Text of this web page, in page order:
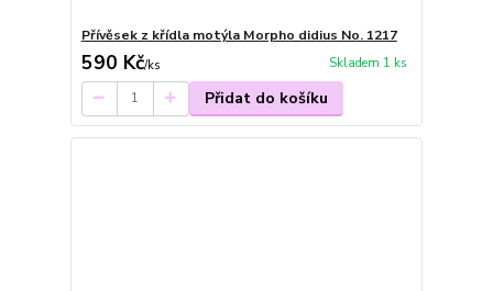
Přívěsek z křídla motýla Morpho didius No. 1217
590 Kč/ks Skladem 1 ks
Přidat do košíku